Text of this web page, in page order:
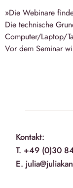
»Die Webinare
Die technische
Computer/Laptop/
Vor dem Seminar
Kontakt:
T. +49 (0)30
E.